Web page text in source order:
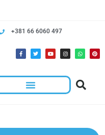
+381 66 6060 497